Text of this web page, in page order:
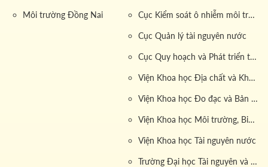
Môi trường Đồng Nai Cục Kiểm soát ô nhiễm môi trường
Cục Quản lý tài nguyên nước
Cục Quy hoạch và Phát triển tài nguyên đất
Viện Khoa học Địa chất và Khoáng sản
Viện Khoa học Đo đạc và Bản đồ
Viện Khoa học Môi trường, Biển và Hải đảo
Viện Khoa học Tài nguyên nước
Trường Đại học Tài nguyên và Môi trường